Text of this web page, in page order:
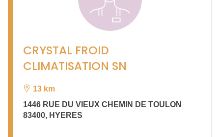
CRYSTAL FROID
CLIMATISATION SN
13 km
1446 RUE DU VIEUX CHEMIN DE TOULON
83400, HYERES